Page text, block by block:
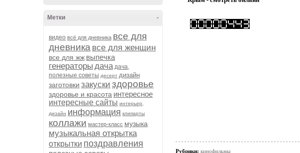
-
Метки
видео всё для дневника все для
дневника все для женщин
все для жж выпечка
генераторы дача дача,
полезные советы десерт дизайн
заготовки закуски здоровье
здоровье и красота интересное
интересные сайты интерьер,
дизайн информация клипарты
коллажи мастер-класс музыка
музыкальная открытка
открытки поздравления
Рубрики: кинофильмы